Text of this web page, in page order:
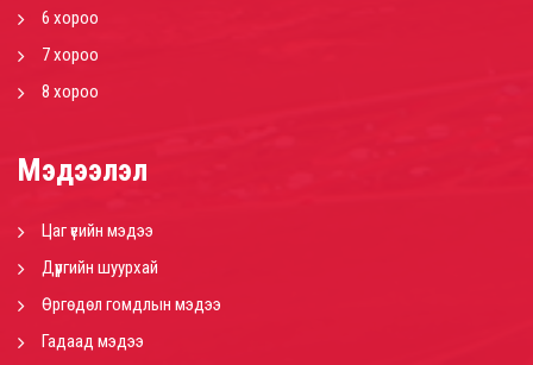
6 хороо
7 хороо
8 хороо
Мэдээлэл
Цаг үеийн мэдээ
Дүүргийн шуурхай
Өргөдөл гомдлын мэдээ
Гадаад мэдээ